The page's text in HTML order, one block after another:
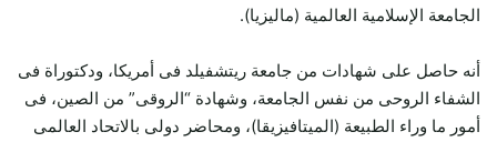
الجامعة الإسلامية العالمية (ماليزيا).
أنه حاصل على شهادات من جامعة ريتشفيلد فى أمريكا، ودكتوراة فى
الشفاء الروحى من نفس الجامعة، وشهادة “الروقى” من الصين، فى
أمور ما وراء الطبيعة (الميتافيزيقا)، ومحاضر دولى بالاتحاد العالمى